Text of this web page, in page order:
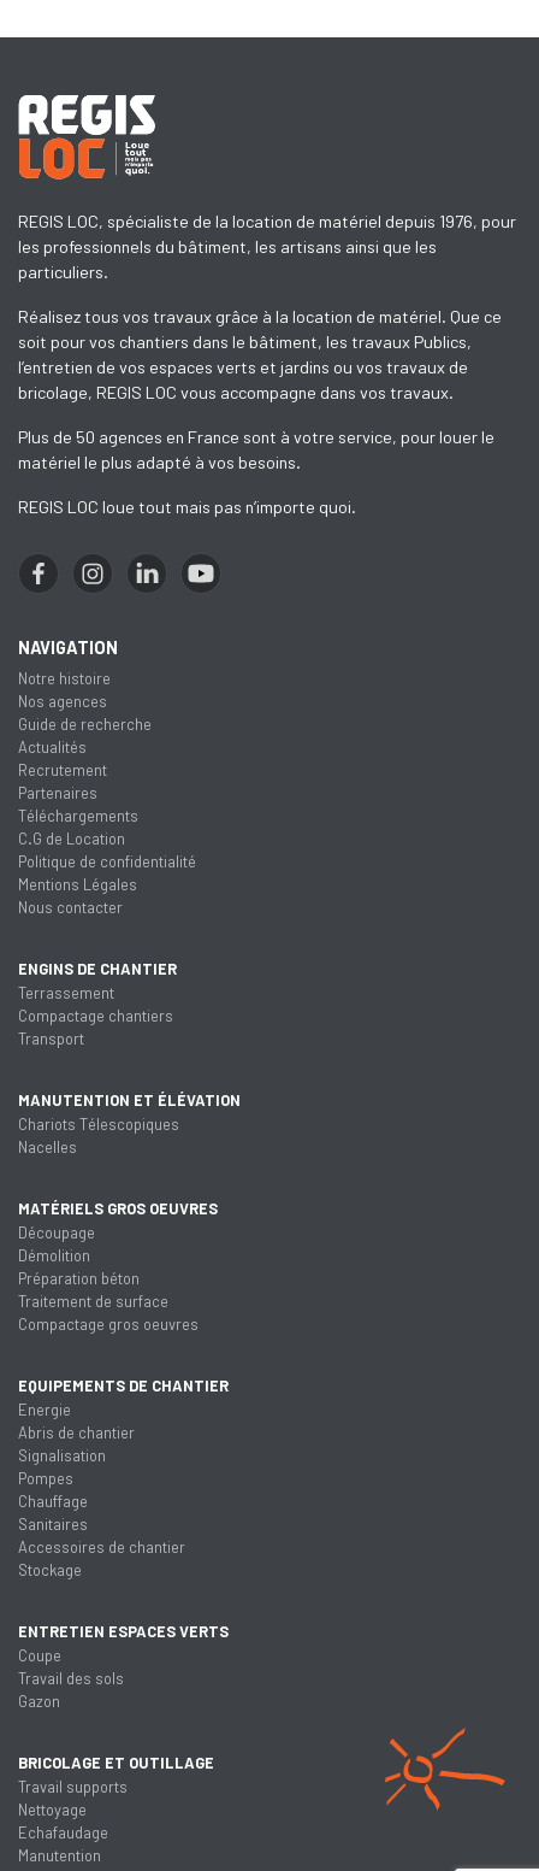
REGIS LOC, spécialiste de la location de matériel depuis 1976, pour
les professionnels du bâtiment, les artisans ainsi que les
particuliers.
Réalisez tous vos travaux grâce à la location de matériel. Que ce
soit pour vos chantiers dans le bâtiment, les travaux Publics,
l’entretien de vos espaces verts et jardins ou vos travaux de
bricolage, REGIS LOC vous accompagne dans vos travaux.
Plus de 50 agences en France sont à votre service, pour louer le
matériel le plus adapté à vos besoins.
REGIS LOC loue tout mais pas n’importe quoi.
NAVIGATION
Notre histoire
Nos agences
Guide de recherche
Actualités
Recrutement
Partenaires
Téléchargements
C.G de Location
Politique de confidentialité
Mentions Légales
Nous contacter
ENGINS DE CHANTIER
Terrassement
Compactage chantiers
Transport
MANUTENTION ET ÉLÉVATION
Chariots Télescopiques
Nacelles
MATÉRIELS GROS OEUVRES
Découpage
Démolition
Préparation béton
Traitement de surface
Compactage gros oeuvres
EQUIPEMENTS DE CHANTIER
Energie
Abris de chantier
Signalisation
Pompes
Chauffage
Sanitaires
Accessoires de chantier
Stockage
ENTRETIEN ESPACES VERTS
Coupe
Travail des sols
Gazon
BRICOLAGE ET OUTILLAGE
Travail supports
Nettoyage
Echafaudage
Manutention